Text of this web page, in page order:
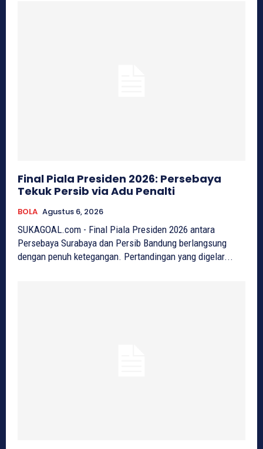
Final Piala Presiden 2026: Persebaya
Tekuk Persib via Adu Penalti
BOLA Agustus 6, 2026
SUKAGOAL.com - Final Piala Presiden 2026 antara
Persebaya Surabaya dan Persib Bandung berlangsung
dengan penuh ketegangan. Pertandingan yang digelar...